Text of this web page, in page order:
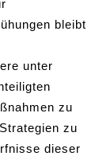
bleibt
unter
zu
zu
dieser